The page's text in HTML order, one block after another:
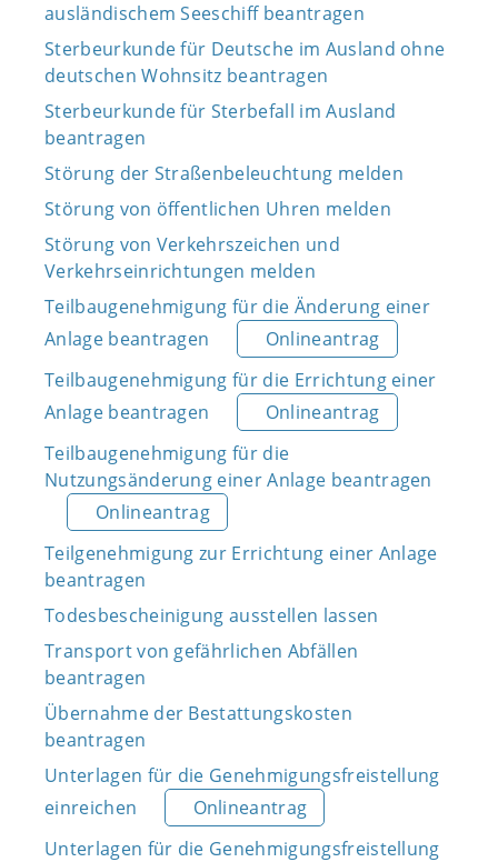
ausländischem Seeschiff beantragen
Sterbeurkunde für Deutsche im Ausland ohne
deutschen Wohnsitz beantragen
Sterbeurkunde für Sterbefall im Ausland
beantragen
Störung der Straßenbeleuchtung melden
Störung von öffentlichen Uhren melden
Störung von Verkehrszeichen und
Verkehrseinrichtungen melden
Teilbaugenehmigung für die Änderung einer
Anlage beantragen
Onlineantrag
Teilbaugenehmigung für die Errichtung einer
Anlage beantragen
Onlineantrag
Teilbaugenehmigung für die
Nutzungsänderung einer Anlage beantragen
Onlineantrag
Teilgenehmigung zur Errichtung einer Anlage
beantragen
Todesbescheinigung ausstellen lassen
Transport von gefährlichen Abfällen
beantragen
Übernahme der Bestattungskosten
beantragen
Unterlagen für die Genehmigungsfreistellung
einreichen
Onlineantrag
Unterlagen für die Genehmigungsfreistellung